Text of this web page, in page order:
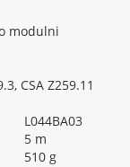
modulni
CSA Z259.11
L044BA03
5 m
510 g